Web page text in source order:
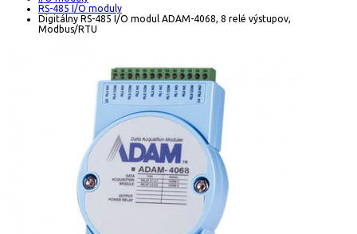
RS-485 I/O moduly
Digitálny RS-485 I/O modul ADAM-4068, 8 relé výstupov,
Modbus/RTU